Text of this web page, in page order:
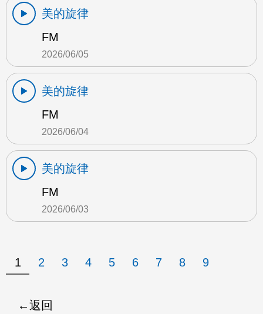
美的旋律
FM
2026/06/05
美的旋律
FM
2026/06/04
美的旋律
FM
2026/06/03
1 2 3 4 5 6 7 8 9
返回